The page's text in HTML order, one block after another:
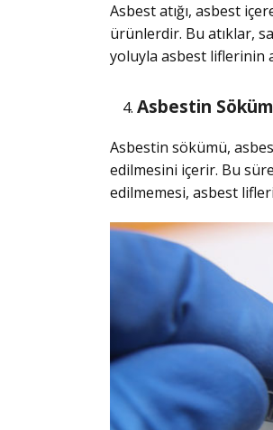
Asbest atığı, asbest
ürünlerdir. Bu atıklar,
yoluyla asbest liflerinin
Asbestin
Asbestin sökümü,
edilmesini içerir. Bu
edilmemesi, asbest